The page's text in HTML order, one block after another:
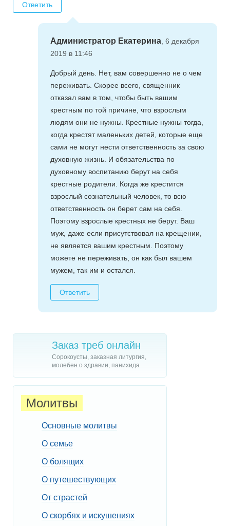
Ответить
Администратор Екатерина , 6 декабря
2019 в 11:46
Добрый день. Нет, вам совершенно не о чем
переживать. Скорее всего, священник
отказал вам в том, чтобы быть вашим
крестным по той причине, что взрослым
людям они не нужны. Крестные нужны тогда,
когда крестят маленьких детей, которые еще
сами не могут нести ответственность за свою
духовную жизнь. И обязательства по
духовному воспитанию берут на себя
крестные родители. Когда же крестится
взрослый сознательный человек, то всю
ответственность он берет сам на себя.
Поэтому взрослые крестных не берут. Ваш
муж, даже если присутствовал на крещении,
не является вашим крестным. Поэтому
можете не переживать, он как был вашем
мужем, так им и остался.
Ответить
Заказ треб онлайн
Сорокоусты, заказная литургия,
молебен о здравии, панихида
Молитвы
Основные молитвы
О семье
О болящих
О путешествующих
От страстей
О скорбях и искушениях